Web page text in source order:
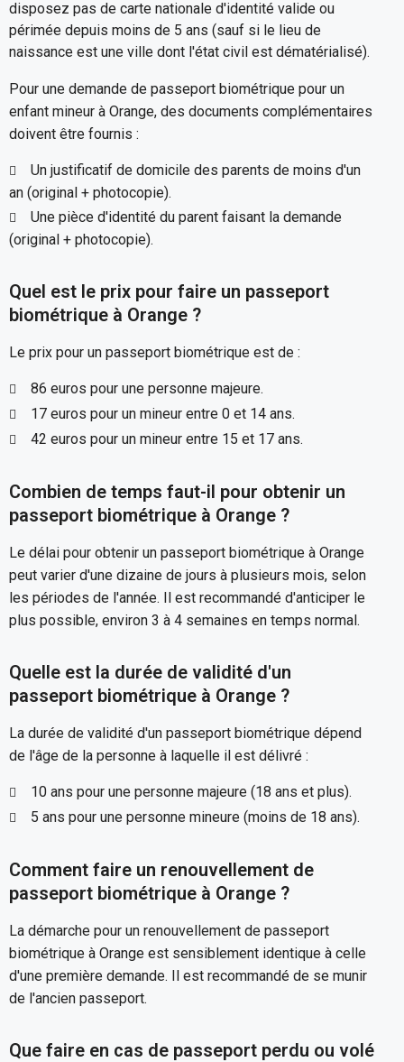
disposez pas de carte nationale d'identité valide ou
périmée depuis moins de 5 ans (sauf si le lieu de
naissance est une ville dont l'état civil est dématérialisé).
Pour une demande de passeport biométrique pour un
enfant mineur à Orange, des documents complémentaires
doivent être fournis :
Un justificatif de domicile des parents de moins d'un
an (original + photocopie).
Une pièce d'identité du parent faisant la demande
(original + photocopie).
Quel est le prix pour faire un passeport
biométrique à Orange ?
Le prix pour un passeport biométrique est de :
86 euros pour une personne majeure.
17 euros pour un mineur entre 0 et 14 ans.
42 euros pour un mineur entre 15 et 17 ans.
Combien de temps faut-il pour obtenir un
passeport biométrique à Orange ?
Le délai pour obtenir un passeport biométrique à Orange
peut varier d'une dizaine de jours à plusieurs mois, selon
les périodes de l'année. Il est recommandé d'anticiper le
plus possible, environ 3 à 4 semaines en temps normal.
Quelle est la durée de validité d'un
passeport biométrique à Orange ?
La durée de validité d'un passeport biométrique dépend
de l'âge de la personne à laquelle il est délivré :
10 ans pour une personne majeure (18 ans et plus).
5 ans pour une personne mineure (moins de 18 ans).
Comment faire un renouvellement de
passeport biométrique à Orange ?
La démarche pour un renouvellement de passeport
biométrique à Orange est sensiblement identique à celle
d'une première demande. Il est recommandé de se munir
de l'ancien passeport.
Que faire en cas de passeport perdu ou volé